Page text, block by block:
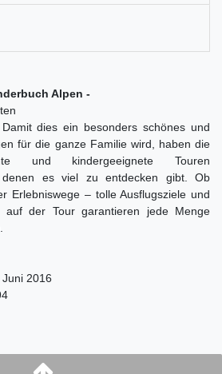
Alpen -
dies ein besonders schönes und
für die ganze Familie wird, haben die
und kindergeeignete Touren
denen es viel zu entdecken gibt. Ob
Erlebniswege – tolle Ausflugsziele und
auf der Tour garantieren jede Menge
2016